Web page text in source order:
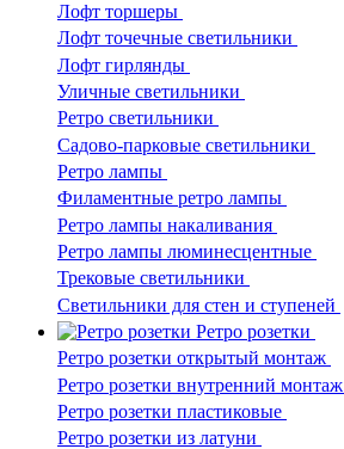
Лофт торшеры
Лофт точечные светильники
Лофт гирлянды
Уличные светильники
Ретро светильники
Садово-парковые светильники
Ретро лампы
Филаментные ретро лампы
Ретро лампы накаливания
Ретро лампы люминесцентные
Трековые светильники
Светильники для стен и ступеней
Ретро розетки
Ретро розетки открытый монтаж
Ретро розетки внутренний монтаж
Ретро розетки пластиковые
Ретро розетки из латуни